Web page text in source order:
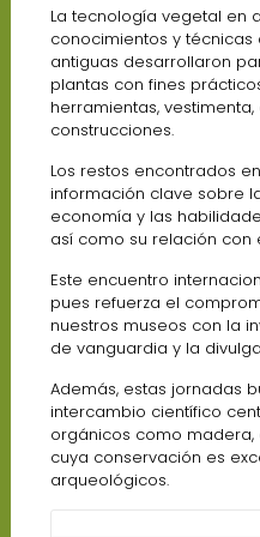
La tecnología vegetal en
conocimientos y
antiguas desarrollaron
plantas con fines
herramientas,
construcciones.
Los restos encontrados
información clave sobre
economía y las
así como su relación con
Este encuentro
pues refuerza el
nuestros museos con la
de vanguardia y la
Además, estas jornadas
intercambio científico
orgánicos como madera,
cuya conservación es
arqueológicos.